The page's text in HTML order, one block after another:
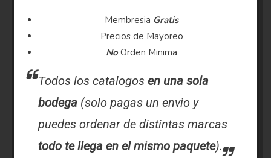
Membresia Gratis
Precios de Mayoreo
No Orden Minima
Todos los catalogosen una sola
bodega (solo pagas un envio y
puedes ordenar de distintas marcas
todo te llega en el mismo paquete).